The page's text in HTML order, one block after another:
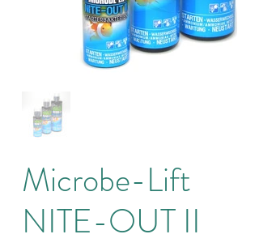
Microbe-Lift
NITE-OUT II